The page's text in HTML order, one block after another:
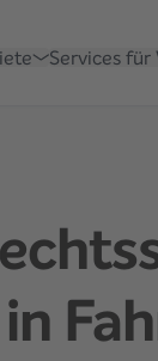
Services für
in